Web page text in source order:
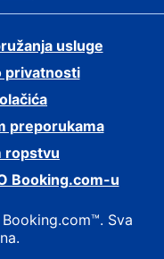
usluge
privatnosti
preporukama
ropstvu
Booking.com-u
Sva